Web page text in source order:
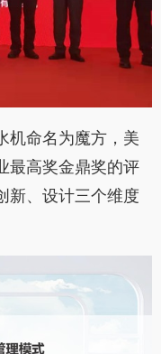
机命名为魔方，美
最高奖金鼎奖的评
新、设计三个维度